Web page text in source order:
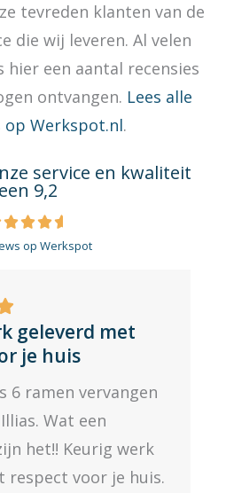
tevreden klanten van de
die wij leveren. Al velen
hier een aantal recensies
ontvangen. Lees alle
op Werkspot.nl.
service en kwaliteit
een 9,2

a
d
e
r
i
n
g
op Werkspot
a
a
r
d
e
r
geleverd met
je huis
6 ramen vervangen
Wat een
het!! Keurig werk
respect voor je huis.